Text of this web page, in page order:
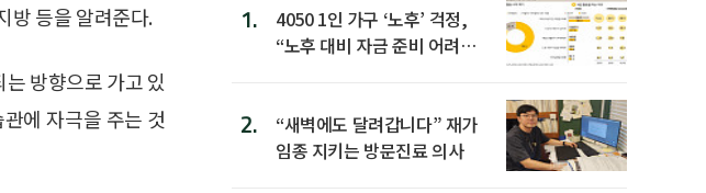
방 등을 알려준다.
방향으로 가고 있
에 자극을 주는 것
1.
4050 1인 가구 ‘노후’ 걱정,
“노후 대비 자금 준비 어려
2.
“새벽에도 달려갑니다” 재가
임종 지키는 방문진료 의사